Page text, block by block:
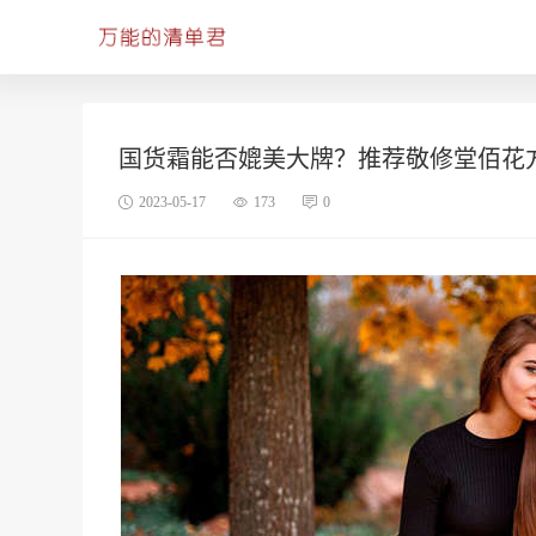
国货霜能否媲美大牌？推荐敬修堂佰花
2023-05-17 173 0